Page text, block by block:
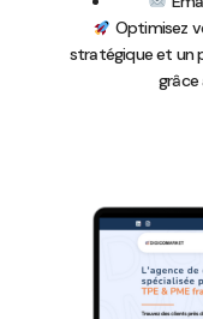
Optimisez
stratégique et un
grâce